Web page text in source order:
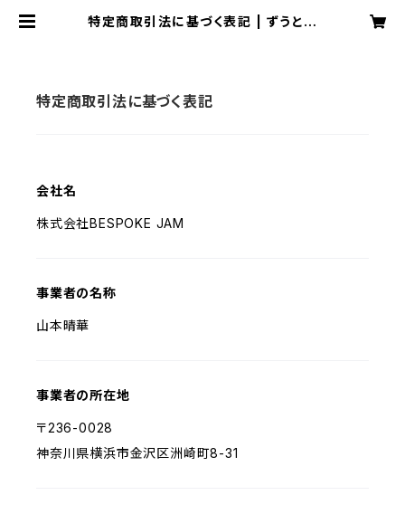
特定商取引法に基づく表記 | ずうとる
特定商取引法に基づく表記
会社名
株式会社BESPOKE JAM
事業者の名称
山本晴華
事業者の所在地
〒236-0028
神奈川県横浜市金沢区洲崎町8-31